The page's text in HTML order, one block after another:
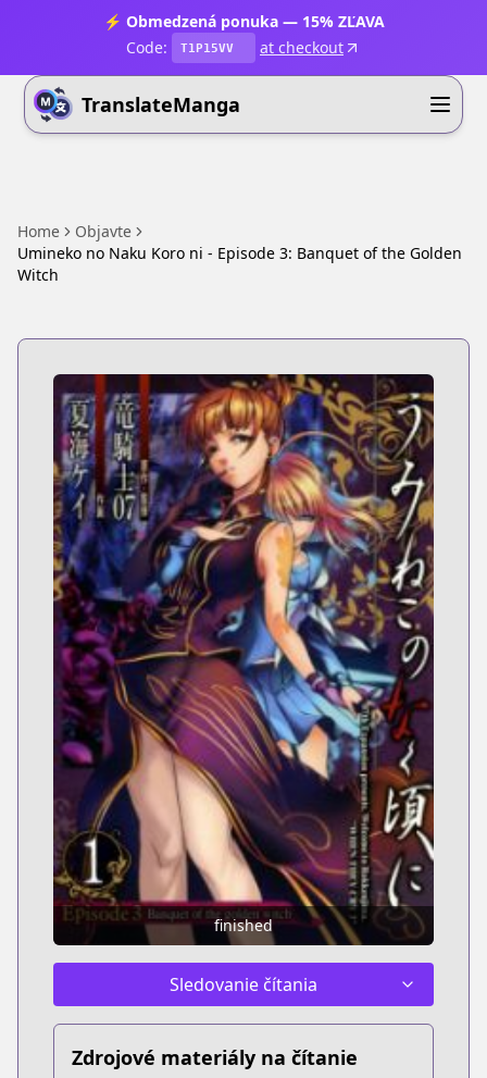
⚡ Obmedzená ponuka — 15% ZĽAVA
Code:
T1P15VV at checkout
TranslateManga
Home
Objavte
Umineko no Naku Koro ni - Episode 3: Banquet of the Golden
Witch
finished
Sledovanie čítania
Zdrojové materiály na čítanie